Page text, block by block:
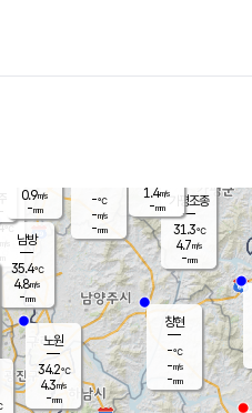
℃
가평조종
31.3℃
4.7m/s
-mm
-℃
-m/s
-mm
창현
-℃
-m/s
-mm
1.4m/s
-mm
노원
34.2℃
4.3m/s
-mm
남방
35.4℃
4.8m/s
-mm
0.9m/s
-mm